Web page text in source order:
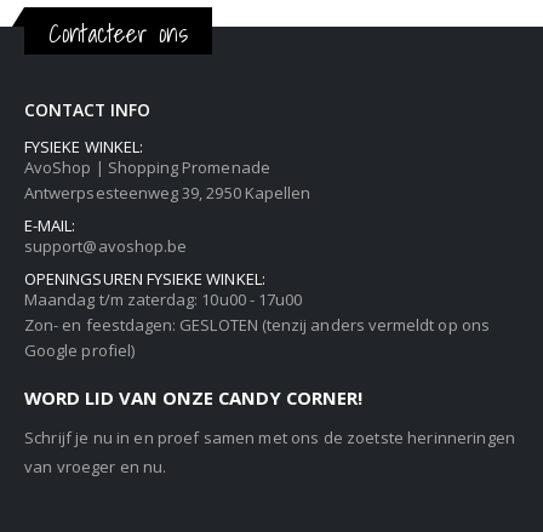
Contacteer ons
CONTACT INFO
FYSIEKE WINKEL:
AvoShop | Shopping Promenade
Antwerpsesteenweg 39, 2950 Kapellen
E-MAIL:
support@avoshop.be
OPENINGSUREN FYSIEKE WINKEL:
Maandag t/m zaterdag: 10u00 - 17u00
Zon- en feestdagen: GESLOTEN (tenzij anders vermeldt op ons
Google profiel)
WORD LID VAN ONZE CANDY CORNER!
Schrijf je nu in en proef samen met ons de zoetste herinneringen
van vroeger en nu.